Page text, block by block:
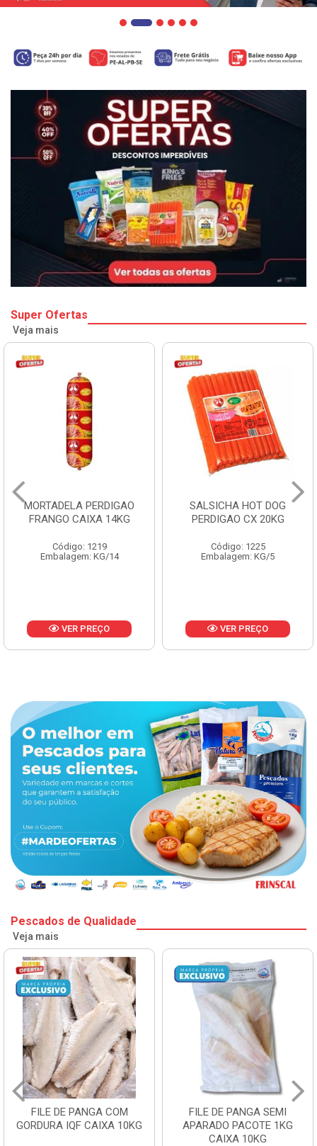
Super Ofertas
Veja mais
MORTADELA PERDIGAO
FRANGO CAIXA 14KG
Código: 1219
Embalagem: KG/14
VER PREÇO
SALSICHA HOT DOG
PERDIGAO CX 20KG
Código: 1225
Embalagem: KG/5
VER PREÇO
Pescados de Qualidade
Veja mais
FILE DE PANGA SEMI
APARADO PACOTE 1KG
POLACA DESFIADA
PESCAMARES PCT5KG
CX10KG